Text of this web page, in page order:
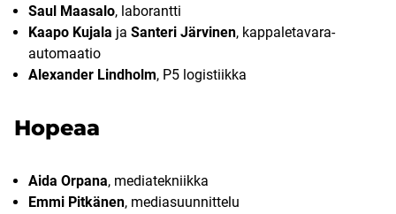
Saul Maasalo, laborantti
Kaapo Kujala ja Santeri Järvinen, kappaletavara-
automaatio
Alexander Lindholm, P5 logistiikka
Hopeaa
Aida Orpana, mediatekniikka
Emmi Pitkänen, mediasuunnittelu